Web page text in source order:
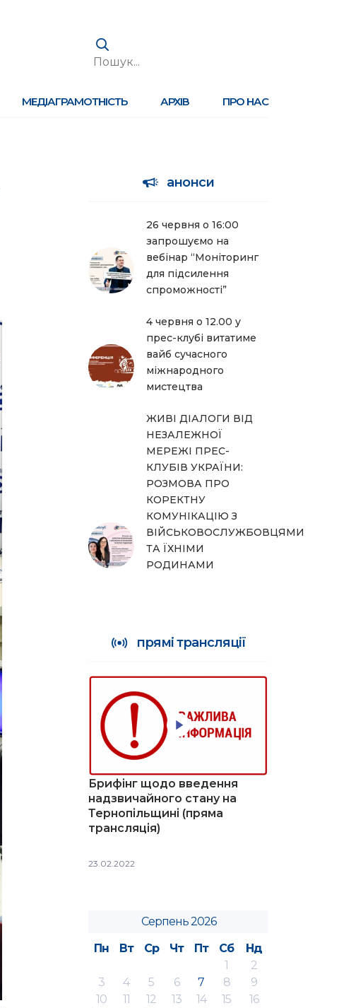
МЕДІАГРАМОТНІСТЬ АРХІВ ПРО НАС
анонси
26 червня о 16:00
запрошуємо на
вебінар “Моніторинг
для підсилення
спроможності”
4 червня о 12.00 у
прес-клубі витатиме
вайб сучасного
міжнародного
мистецтва
ЖИВІ ДІАЛОГИ ВІД
НЕЗАЛЕЖНОЇ
МЕРЕЖІ ПРЕС-
КЛУБІВ УКРАЇНИ:
РОЗМОВА ПРО
КОРЕКТНУ
КОМУНІКАЦІЮ З
ВІЙСЬКОВОСЛУЖБОВЦЯМИ
ТА ЇХНІМИ
РОДИНАМИ
прямі трансляції
Брифінг щодо введення
надзвичайного стану на
Тернопільщині (пряма
трансляція)
23.02.2022
Серпень 2026
Пн
Вт Ср Чт Пт Сб
Нд
1
2
3
4 5 6 7 8
9
10
11 12 13 14 15
16